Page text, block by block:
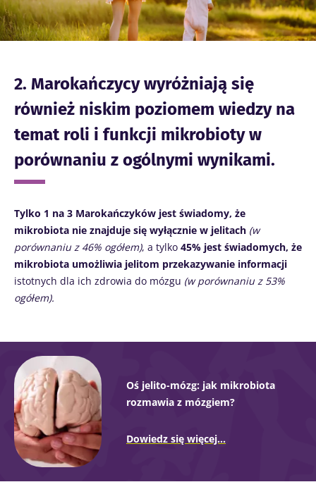
2. Marokańczycy wyróżniają się
również niskim poziomem wiedzy na
temat roli i funkcji mikrobioty w
porównaniu z ogólnymi wynikami.
Tylko 1 na 3 Marokańczyków jest świadomy, że
mikrobiota nie znajduje się wyłącznie w jelitach (w
porównaniu z 46% ogółem), a tylko 45% jest świadomych, że
mikrobiota umożliwia jelitom przekazywanie informacji
istotnych dla ich zdrowia do mózgu (w porównaniu z 53%
ogółem).
Oś jelito-mózg: jak mikrobiota
rozmawia z mózgiem?
Dowiedz się więcej...